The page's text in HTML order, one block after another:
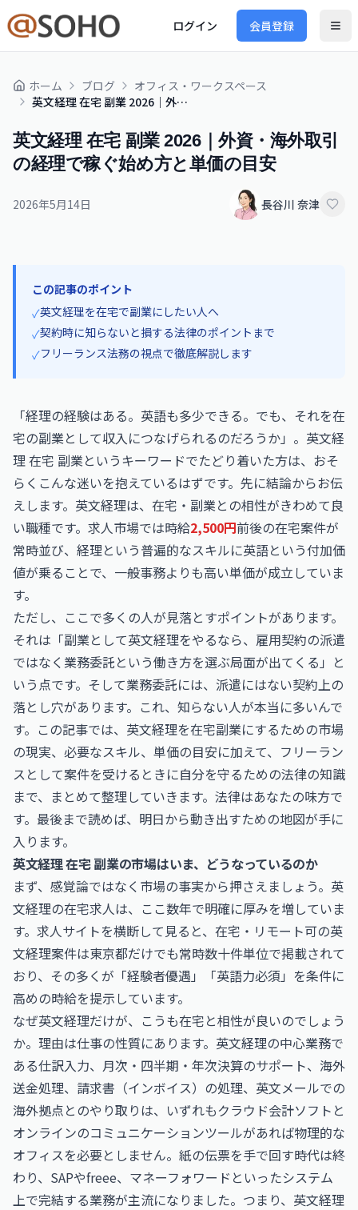
ログイン 会員登録
ホーム ブログ
オフィス・ワークスペース
英文経理 在宅 副業 2026｜外資・海外取引の経理で稼ぐ始め方と単価の目安
英文経理 在宅 副業 2026｜外資・海外取引
の経理で稼ぐ始め方と単価の目安
2026年5月14日 長谷川 奈津
この記事のポイント
✓英文経理を在宅で副業にしたい人へ
✓契約時に知らないと損する法律のポイントまで
✓フリーランス法務の視点で徹底解説します
「経理の経験はある。英語も多少できる。でも、それを在
宅の副業として収入につなげられるのだろうか」。英文経
理 在宅 副業というキーワードでたどり着いた方は、おそ
らくこんな迷いを抱えているはずです。先に結論からお伝
えします。英文経理は、在宅・副業との相性がきわめて良
い職種です。求人市場では時給2,500円前後の在宅案件が
常時並び、経理という普遍的なスキルに英語という付加価
値が乗ることで、一般事務よりも高い単価が成立していま
す。
ただし、ここで多くの人が見落とすポイントがあります。
それは「副業として英文経理をやるなら、雇用契約の派遣
ではなく業務委託という働き方を選ぶ局面が出てくる」と
いう点です。そして業務委託には、派遣にはない契約上の
落とし穴があります。これ、知らない人が本当に多いんで
す。この記事では、英文経理を在宅副業にするための市場
の現実、必要なスキル、単価の目安に加えて、フリーラン
スとして案件を受けるときに自分を守るための法律の知識
まで、まとめて整理していきます。法律はあなたの味方で
す。最後まで読めば、明日から動き出すための地図が手に
入ります。
英文経理 在宅 副業の市場はいま、どうなっているのか
まず、感覚論ではなく市場の事実から押さえましょう。英
文経理の在宅求人は、ここ数年で明確に厚みを増していま
す。求人サイトを横断して見ると、在宅・リモート可の英
文経理案件は東京都だけでも常時数十件単位で掲載されて
おり、その多くが「経験者優遇」「英語力必須」を条件に
高めの時給を提示しています。
なぜ英文経理だけが、こうも在宅と相性が良いのでしょう
か。理由は仕事の性質にあります。英文経理の中心業務で
ある仕訳入力、月次・四半期・年次決算のサポート、海外
送金処理、請求書（インボイス）の処理、英文メールでの
海外拠点とのやり取りは、いずれもクラウド会計ソフトと
オンラインのコミュニケーションツールがあれば物理的な
オフィスを必要としません。紙の伝票を手で回す時代は終
わり、SAPやfreee、マネーフォワードといったシステム
上で完結する業務が主流になりました。つまり、英文経理